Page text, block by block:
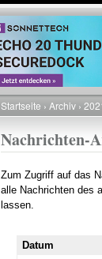
Pfadnavigation
Startseite Archiv
Nachrichten-
Zum Zugriff auf das
alle Nachrichten des
lassen.
Datum